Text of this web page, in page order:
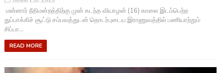
மன்னார் நீதிமன்றத்திற்கு முன் கடந்த வியாழன் (16) காலை இடம்பெற்ற
துப்பாக்கிச் சூட்டு சம்பவத்துடன் தொடர்புடைய இராணுவத்தில் பணியாற்றும்
சிப்பா...
READ MORE